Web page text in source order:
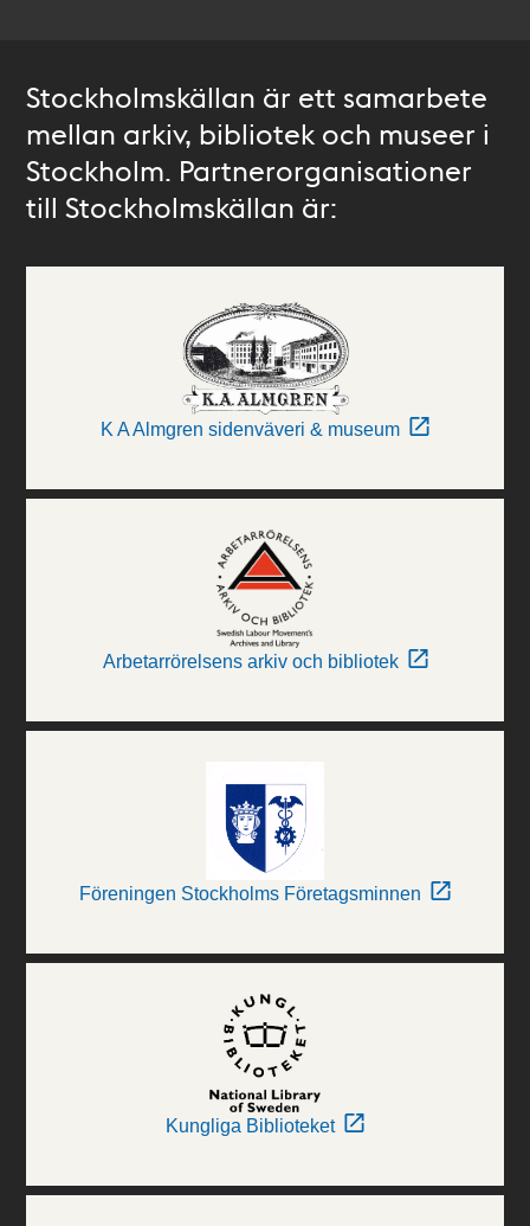
Stockholmskällan är ett samarbete
mellan arkiv, bibliotek och museer i
Stockholm. Partnerorganisationer
till Stockholmskällan är:
K A Almgren sidenväveri & museum
Arbetarrörelsens arkiv och bibliotek
Föreningen Stockholms Företagsminnen
Kungliga Biblioteket